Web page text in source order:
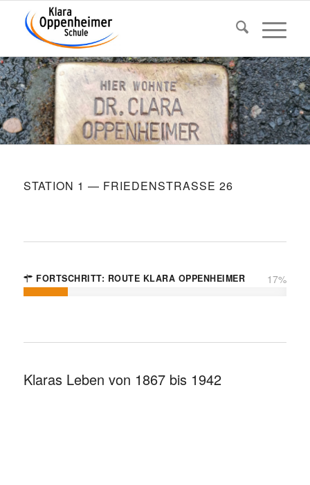
STATION 1 — FRIE­DEN­STRASSE 26
FORT­SCHRITT: ROUTE KLARA OPPENHEIMER 17%
Klaras Leben von 1867 bis 1942